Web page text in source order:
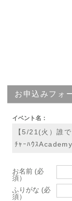
お申込みフォ
イベント名：
【5/21(火）誰
ﾁｬｰﾊｳｽAcademy
お名前 (必
須）
ふりがな (必
須）